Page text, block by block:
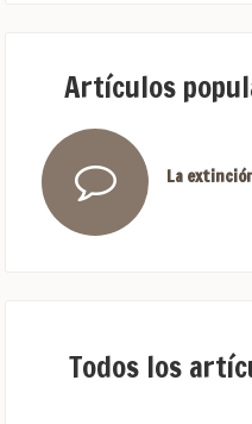
Artículos
La
Todos los